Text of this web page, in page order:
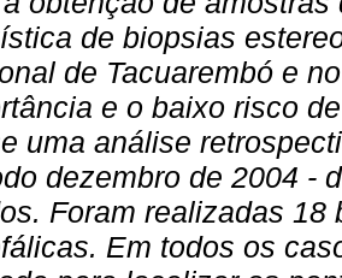
de biopsias
de Tacuarembó e
e o baixo risco
uma análise
dezembro de 2004 -
Foram realizadas
Em todos os